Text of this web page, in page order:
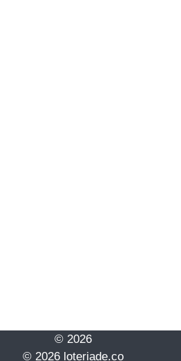
© 2026
© 2026 loteriade.co